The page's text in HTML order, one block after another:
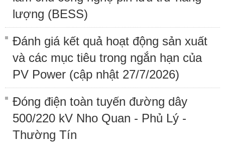
lượng (BESS)
Đánh giá kết quả hoạt động sản xuất
và các mục tiêu trong ngắn hạn của
PV Power (cập nhật 27/7/2026)
Đóng điện toàn tuyến đường dây
500/220 kV Nho Quan - Phủ Lý -
Thường Tín